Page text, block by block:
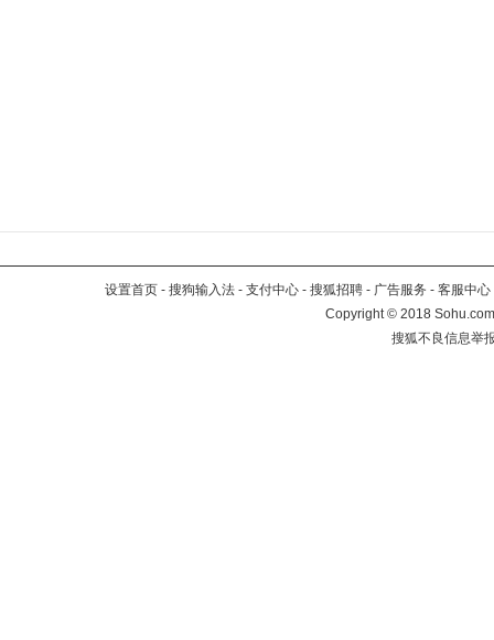
设置首页 - 搜狗输入法 - 支付中心 - 搜狐招聘 - 广告服务 - 客服中心
Copyright©2018
搜狐不良信息举